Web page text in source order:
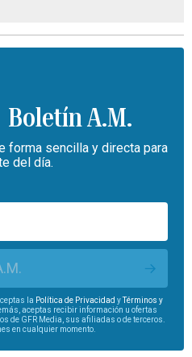
Boletín A.M.
forma sencilla y directa para
del día.
la Política de Privacidad yTérminos y
aceptas recibir información u ofertas
de GFR Media, sus afiliadas o de terceros.
en cualquier momento.